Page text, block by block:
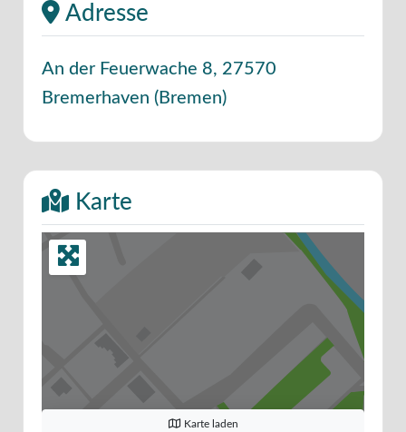
Adresse
An der Feuerwache 8, 27570
Bremerhaven (Bremen)
Karte
Karte laden